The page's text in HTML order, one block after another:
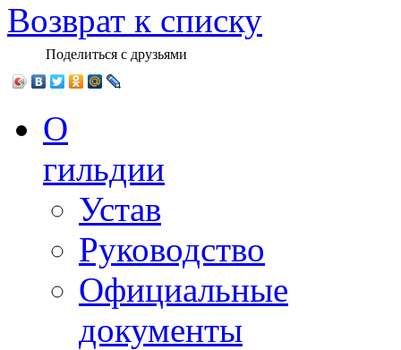
Возврат к списку
Поделиться с друзьями
О
гильдии
Устав
Руководство
Официальные
документы